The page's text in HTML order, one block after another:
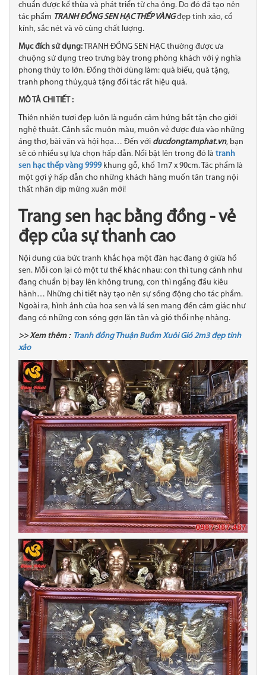
chuẩn được kế thừa và phát triển từ cha ông. Do đó đã tạo nên
tác phẩm TRANH ĐỒNG SEN HẠC THẾP VÀNG đẹp tinh xảo​, cổ
kính, sắc nét và vô cùng chất lượng.
Mục đích sử dụng: TRANH ĐỒNG SEN HẠC thường được ưa
chuộng sử dụng treo trưng bày trong phòng khách với ý nghĩa
phong thủy to lớn. Đồng thời dùng làm: quà biếu, quà tặng,
tranh phong thủy,quà tặng đối tác rất hiệu quả.
MÔ TẢ CHI TIẾT :
Thiên nhiên tươi đẹp luôn là nguồn cảm hứng bất tận cho giới
nghệ thuật. Cảnh sắc muôn màu, muôn vẻ được đưa vào những
áng thơ, bài văn và hội họa… Đến với ducdongtamphat.vn, bạn
sẽ có nhiều sự lựa chọn hấp dẫn. Nổi bật lên trong đó là tranh
sen hạc thếp vàng 9999khung gỗ, khổ 1m7 x 90cm. Tác phẩm là
một gợi ý hấp dẫn cho những khách hàng muốn tân trang nội
thất nhân dịp mừng xuân mới!
Trang sen hạc bằng đồng - vẻ
đẹp của sự thanh cao
Nội dung của bức tranh khắc họa một đàn hạc đang ở giữa hồ
sen. Mỗi con lại có một tư thế khác nhau: con thì tung cánh như
đang chuẩn bị bay lên không trung, con thì ngẩng đầu kiêu
hãnh… Những chi tiết này tạo nên sự sống động cho tác phẩm.
Ngoài ra, hình ảnh của hoa sen và lá sen mang đến cảm giác như
đang có những con sóng gợn lăn tăn và gió thổi nhẹ nhàng.
>> Xem thêm : Tranh đồng Thuận Buồm Xuôi Gió 2m3 đẹp tinh
xảo